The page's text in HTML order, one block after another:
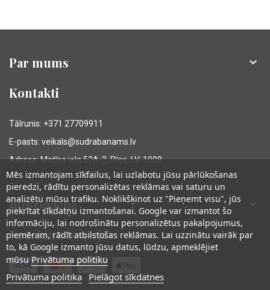
Par mums 
Kontakti
Tālrunis: +371 27709911
E-pasts: veikals@sudrabanams.lv
Adrese: Matīsa iela 52A-2, Rīga, LV-1009
Informācija
Norēķinu iespējas
Mēs izmantojam sīkfailus, lai uzlabotu jūsu pārlūkošanas
pieredzi, rādītu personalizētas reklāmas vai saturu un
analizētu mūsu trafiku. Noklikšķinot uz "Pieņemt visu", jūs
piekrītat sīkdatņu izmantošanai. Google var izmantot šo
informāciju, lai nodrošinātu personalizētus pakalpojumus,
piemēram, rādīt atbilstošas reklāmas. Lai uzzinātu vairāk par
to, kā Google izmanto jūsu datus, lūdzu, apmeklējiet
mūsu Privātuma politiku
Privātuma politika Pielāgot sīkdatnes